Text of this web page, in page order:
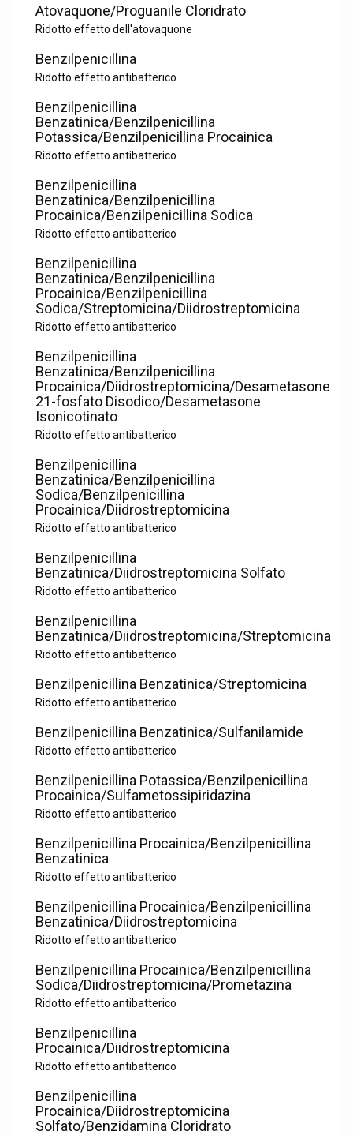
Atovaquone/Proguanile Cloridrato
Ridotto effetto dell'atovaquone
Benzilpenicillina
Ridotto effetto antibatterico
Benzilpenicillina
Benzatinica/Benzilpenicillina
Potassica/Benzilpenicillina Procainica
Ridotto effetto antibatterico
Benzilpenicillina
Benzatinica/Benzilpenicillina
Procainica/Benzilpenicillina Sodica
Ridotto effetto antibatterico
Benzilpenicillina
Benzatinica/Benzilpenicillina
Procainica/Benzilpenicillina
Sodica/Streptomicina/Diidrostreptomicina
Ridotto effetto antibatterico
Benzilpenicillina
Benzatinica/Benzilpenicillina
Procainica/Diidrostreptomicina/Desametasone
21-fosfato Disodico/Desametasone
Isonicotinato
Ridotto effetto antibatterico
Benzilpenicillina
Benzatinica/Benzilpenicillina
Sodica/Benzilpenicillina
Procainica/Diidrostreptomicina
Ridotto effetto antibatterico
Benzilpenicillina
Benzatinica/Diidrostreptomicina Solfato
Ridotto effetto antibatterico
Benzilpenicillina
Benzatinica/Diidrostreptomicina/Streptomicina
Ridotto effetto antibatterico
Benzilpenicillina Benzatinica/Streptomicina
Ridotto effetto antibatterico
Benzilpenicillina Benzatinica/Sulfanilamide
Ridotto effetto antibatterico
Benzilpenicillina Potassica/Benzilpenicillina
Procainica/Sulfametossipiridazina
Ridotto effetto antibatterico
Benzilpenicillina Procainica/Benzilpenicillina
Benzatinica
Ridotto effetto antibatterico
Benzilpenicillina Procainica/Benzilpenicillina
Benzatinica/Diidrostreptomicina
Ridotto effetto antibatterico
Benzilpenicillina Procainica/Benzilpenicillina
Sodica/Diidrostreptomicina/Prometazina
Ridotto effetto antibatterico
Benzilpenicillina
Procainica/Diidrostreptomicina
Ridotto effetto antibatterico
Benzilpenicillina
Procainica/Diidrostreptomicina
Solfato/Benzidamina Cloridrato